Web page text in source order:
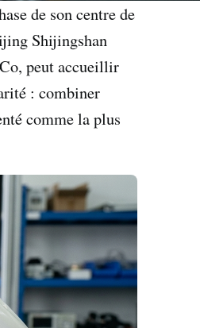
de son centre de
Shijingshan
peut accueillir
: combiner
comme la plus